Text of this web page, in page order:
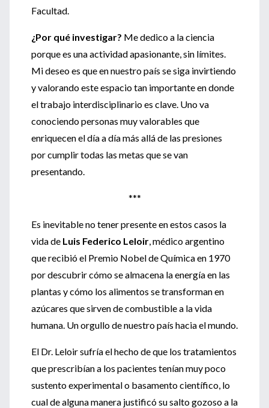
Facultad.
¿Por qué investigar? Me dedico a la ciencia
porque es una actividad apasionante, sin límites.
Mi deseo es que en nuestro país se siga invirtiendo
y valorando este espacio tan importante en donde
el trabajo interdisciplinario es clave. Uno va
conociendo personas muy valorables que
enriquecen el día a día más allá de las presiones
por cumplir todas las metas que se van
presentando.
***
Es inevitable no tener presente en estos casos la
vida de Luis Federico Leloir, médico argentino
que recibió el Premio Nobel de Química en 1970
por descubrir cómo se almacena la energía en las
plantas y cómo los alimentos se transforman en
azúcares que sirven de combustible a la vida
humana. Un orgullo de nuestro país hacia el mundo.
El Dr. Leloir sufría el hecho de que los tratamientos
que prescribían a los pacientes tenían muy poco
sustento experimental o basamento científico, lo
cual de alguna manera justificó su salto gozoso a la